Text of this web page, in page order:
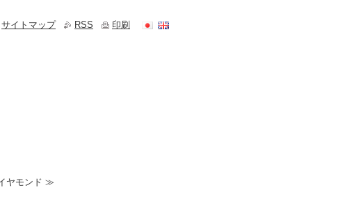
ヤモンド ≫
サイトマップ RSS 印刷